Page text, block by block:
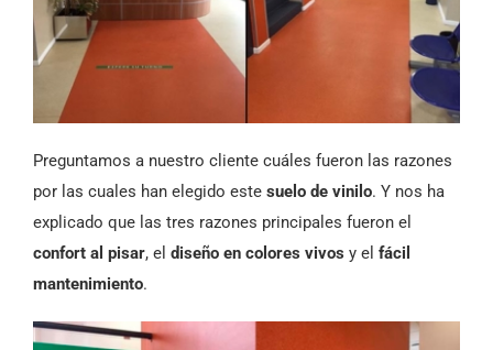
Preguntamos a nuestro cliente cuáles fueron las razones
por las cuales han elegido este suelo de vinilo. Y nos ha
explicado que las tres razones principales fueron el
confort al pisar, el diseño en colores vivos y el fácil
mantenimiento.